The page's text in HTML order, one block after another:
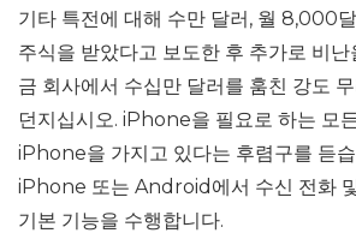
기타 특전에 대해 수만 달러, 월 8,000
주식을 받았다고 보도한 후 추가로 비
금 회사에서 수십만 달러를 훔친 강도
던지십시오. iPhone을 필요로 하는 모
iPhone을 가지고 있다는 후렴구를 듣
iPhone 또는 Android에서 수신 전화
기본 기능을 수행합니다.